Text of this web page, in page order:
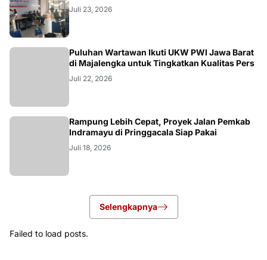
Juli 23, 2026
Puluhan Wartawan Ikuti UKW PWI Jawa Barat
di Majalengka untuk Tingkatkan Kualitas Pers
Juli 22, 2026
Rampung Lebih Cepat, Proyek Jalan Pemkab
Indramayu di Pringgacala Siap Pakai
Juli 18, 2026
Selengkapnya
Failed to load posts.